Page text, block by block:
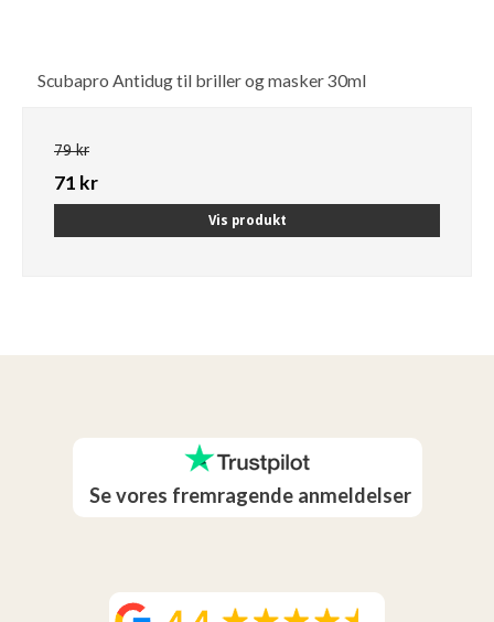
Scubapro Antidug til briller og masker 30ml
79 kr
71 kr
Vis produkt
Se vores fremragende anmeldelser